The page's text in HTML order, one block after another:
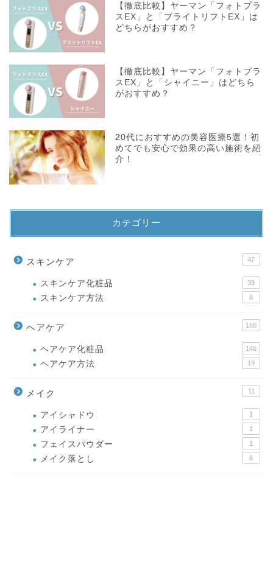
【徹底比較】ヤーマン「フォトプラ
スEX」と「ブライトリフトEX」は
どちらがおすすめ？
【徹底比較】ヤーマン「フォトプラ
スEX」と「シャイニー」はどちら
がおすすめ？
20代におすすめの美容医療5選！初
めてでも安心で効果の高い施術を紹
介！
カテゴリー
スキンケア 47
スキンケア化粧品 39
スキンケア方法 8
ヘアケア 166
ヘアケア化粧品 146
ヘアケア方法 19
メイク 11
アイシャドウ 1
アイライナー 1
フェイスパウダー 1
メイク落とし 8